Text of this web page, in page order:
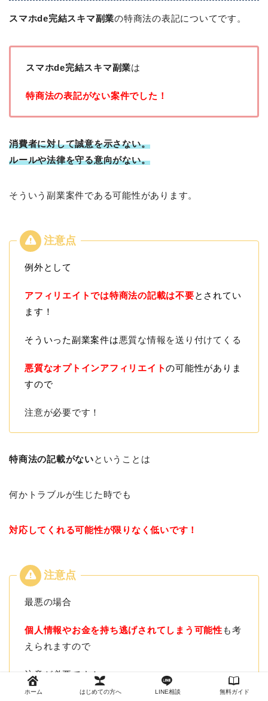
スマホde完結スキマ副業の特商法の表記についてです。
スマホde完結スキマ副業は
特商法の表記がない案件でした！
消費者に対して誠意を示さない。
ルールや法律を守る意向がない。
そういう副業案件である可能性があります。
例外として
アフィリエイトでは特商法の記載は不要とされてい
ます！
そういった副業案件は悪質な情報を送り付けてくる
悪質なオプトインアフィリエイトの可能性がありま
すので
注意が必要です！
特商法の記載がないということは
何かトラブルが生じた時でも
対応してくれる可能性が限りなく低いです！
最悪の場合
個人情報やお金を持ち逃げされてしまう可能性 も考
えられますので
注意が必要です！
ホーム はじめての方へ LINE相談 無料ガイド